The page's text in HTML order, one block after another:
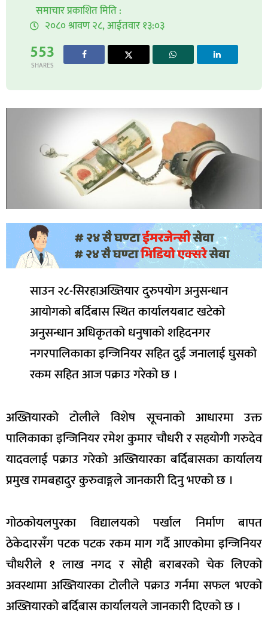
समाचार प्रकाशित मिति :
२०८० श्रावण २८, आईतवार १३:०३
553
SHARES
साउन २८-सिरहाअख्तियार दुरुपयोग अनुसन्धान
आयोगको बर्दिबास स्थित कार्यालयबाट खटेको
अनुसन्धान अधिकृतको धनुषाको शहिदनगर
नगरपालिकाका इन्जिनियर सहित दुई जनालाई घुसको
रकम सहित आज पक्राउ गरेको छ ।
अख्तियारको टोलीले विशेष सूचनाको आधारमा उक्त
पालिकाका इन्जिनियर रमेश कुमार चौधरी र सहयोगी गरुदेव
यादवलाई पक्राउ गरेको अख्तियारका बर्दिबासका कार्यालय
प्रमुख रामबहादुर कुरुवाङ्गले जानकारी दिनु भएको छ ।
गोठकोयलपुरका विद्यालयको पर्खाल निर्माण बापत
ठेकेदारसँग पटक पटक रकम माग गर्दै आएकोमा इन्जिनियर
चौधरीले १ लाख नगद र सोही बराबरको चेक लिएको
अवस्थामा अख्तियारका टोलीले पक्राउ गर्नमा सफल भएको
अख्तियारको बर्दिबास कार्यालयले जानकारी दिएको छ ।